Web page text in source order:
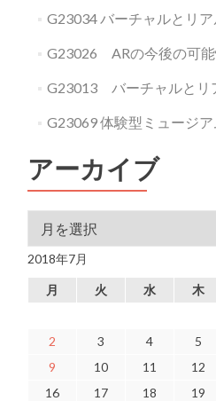
G23034 バーチャルとリ
G23026 ARの今後の可能
G23013 バーチャルとリ
G23069 体験型ミュージ
アーカイブ
アーカイブ
2018年7月
月 火 水 木
2
3 4 5
9
10 11 12
16
17 18 19